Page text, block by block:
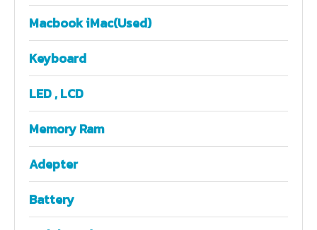
Macbook iMac(Used)
Keyboard
LED , LCD
Memory Ram
Adepter
Battery